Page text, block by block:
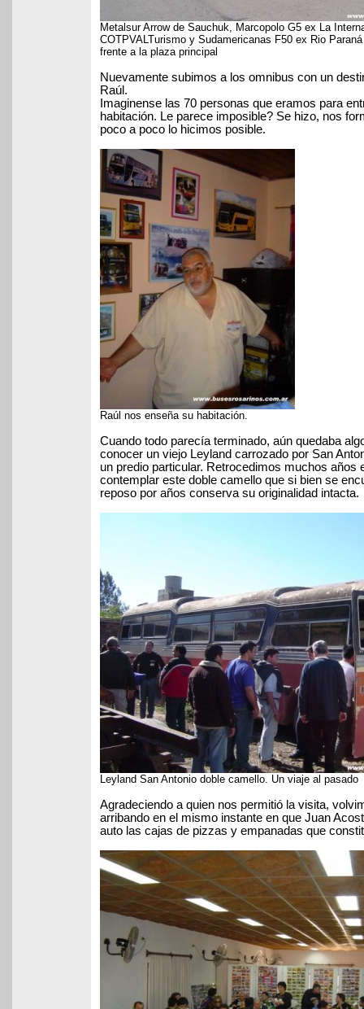
Metalsur Arrow de Sauchuk, Marcopolo G5 ex La
COTPVALTurismo y Sudamericanas F50 ex Rio
frente a la plaza principal
Nuevamente subimos a los omnibus con un
Raúl.
Imaginense las 70 personas que eramos para
habitación. Le parece imposible? Se hizo, nos
poco a poco lo hicimos posible.
Raúl nos enseña su habitación.
Cuando todo parecía terminado, aún quedaba
conocer un viejo Leyland carrozado por San
un predio particular. Retrocedimos muchos años
contemplar este doble camello que si bien se
reposo por años conserva su originalidad intacta.
Leyland San Antonio doble camello. Un viaje al pasado
Agradeciendo a quien nos permitió la visita,
arribando en el mismo instante en que Juan
auto las cajas de pizzas y empanadas que